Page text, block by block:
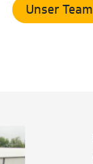
Unser Team